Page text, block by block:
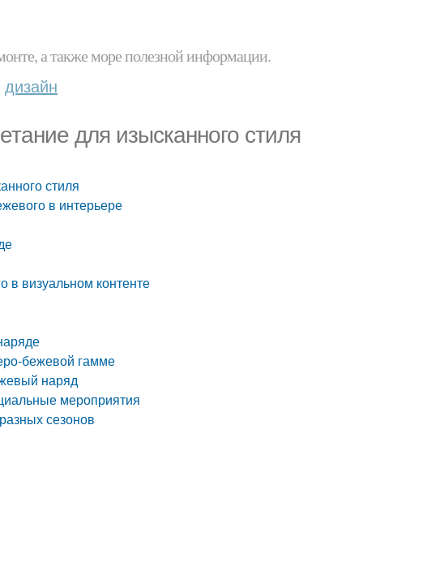
а также море полезной информации.
дизайн
для изысканного стиля
стиля
в интерьере
в визуальном контенте
бежевой гамме
наряд
мероприятия
сезонов